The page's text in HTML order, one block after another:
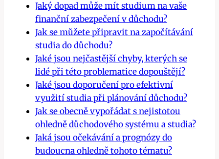
Jaký dopad může mít studium na vaše
finanční zabezpečení v důchodu?
Jak se můžete připravit na započítávání
studia do důchodu?
Jaké jsou nejčastější chyby, kterých se
lidé při této problematice dopouštějí?
Jaké jsou doporučení pro efektivní
využití studia při plánování důchodu?
Jak se obecně vypořádat s nejistotou
ohledně důchodového systému a studia?
Jaká jsou očekávání a prognózy do
budoucna ohledně tohoto tématu?